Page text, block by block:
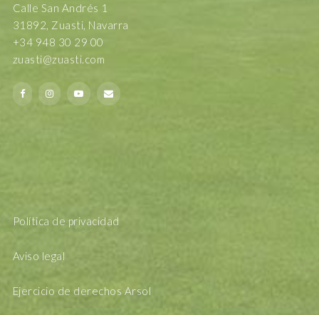
Calle San Andrés 1
31892, Zuasti, Navarra
+34 948 30 29 00
zuasti@zuasti.com
Política de privacidad
Aviso legal
Ejercicio de derechos Arsol